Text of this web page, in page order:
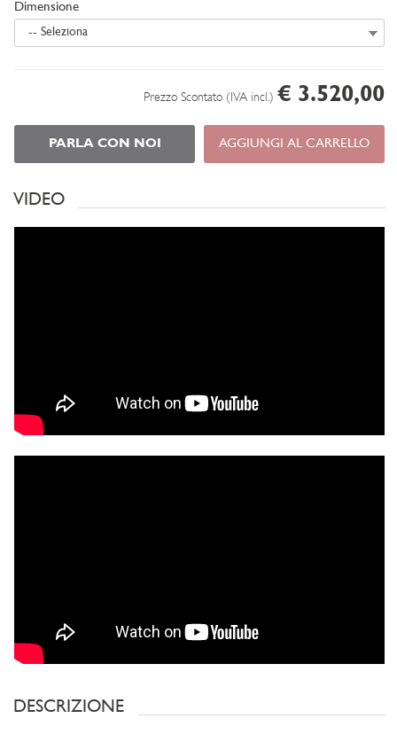
Dimensione
-- Seleziona
Prezzo Scontato (IVA incl.) € 3.520,00
PARLA CON NOI AGGIUNGI AL CARRELLO
VIDEO
DESCRIZIONE